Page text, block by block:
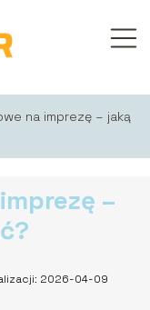
na imprezę – jaką
–
2026-04-09